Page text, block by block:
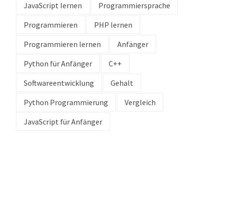
JavaScript lernen
Programmiersprache
Programmieren
PHP lernen
Programmieren lernen
Anfänger
Python für Anfänger
C++
Softwareentwicklung
Gehalt
Python Programmierung
Vergleich
JavaScript für Anfänger